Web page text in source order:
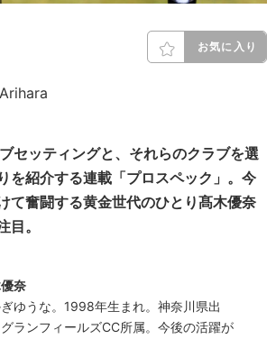
お気に入り
セッティングと、それらのクラブを選
を紹介する連載「プロスペック」。今
て奮闘する黄金世代のひとり髙木優奈
目。
奈
ゆうな。1998年生まれ。神奈川県出
ランフィールズCC所属。今後の活躍が